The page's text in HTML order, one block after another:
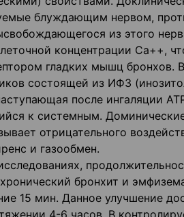
блуждающим нервом,
из этого
концентрации Са++,
гладких мышц бронхов.
состоящей из ИФЗ
после ингаляции
к системным.
отрицательного
и газообмен.
бронхит и
15 мин. Данное улучшение
4-6 часов. В